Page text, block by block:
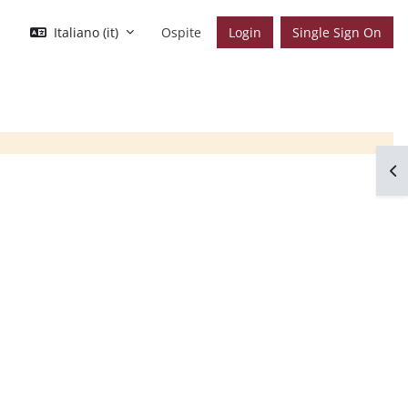
Italiano ‎(it)‎ Ospite Login Single Sign On